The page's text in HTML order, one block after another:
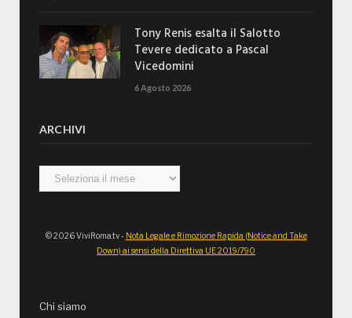
Tony Renis esalta il Salotto
Tevere dedicato a Pascal
Vicedomini
6 Agosto 2026
ARCHIVI
Archivi
© 2026 ViviRoma.tv - Nota Legale e Rimozione Rapida (Notice and Take
Down) ai sensi della Direttiva UE 2019/790
Chi siamo